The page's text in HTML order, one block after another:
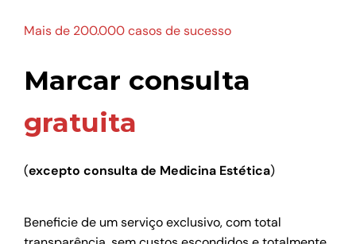
Mais de 200.000 casos de sucesso
Marcar consulta
gratuita
(excepto consulta de Medicina Estética)
Beneficie de um serviço exclusivo, com total